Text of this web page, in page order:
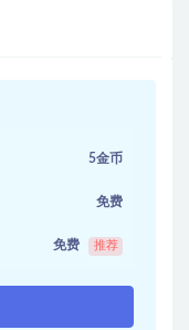
5金币
免费
免费 推荐